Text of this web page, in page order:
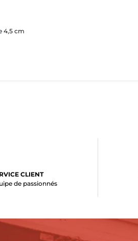
4,5 cm
CLIENT
de passionnés